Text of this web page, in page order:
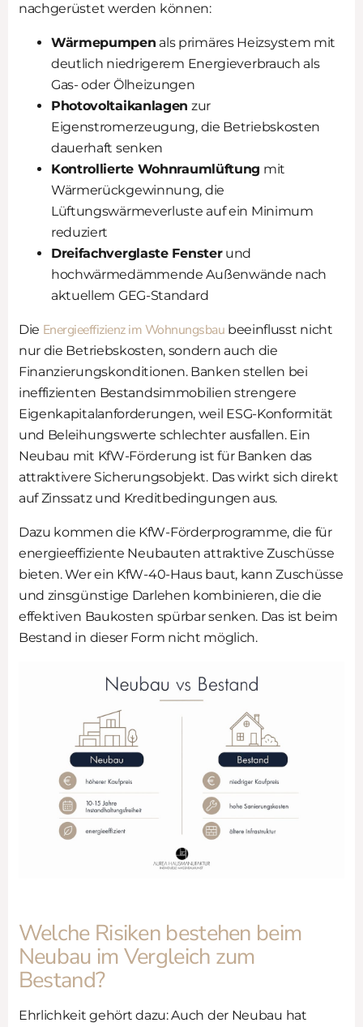
nachgerüstet werden können:
Wärmepumpen als primäres Heizsystem mit
deutlich niedrigerem Energieverbrauch als
Gas- oder Ölheizungen
Photovoltaikanlagen zur
Eigenstromerzeugung, die Betriebskosten
dauerhaft senken
Kontrollierte Wohnraumlüftung mit
Wärmerückgewinnung, die
Lüftungswärmeverluste auf ein Minimum
reduziert
Dreifachverglaste Fensterund
hochwärmedämmende Außenwände nach
aktuellem GEG-Standard
Die Energieeffizienz im Wohnungsbau beeinflusst nicht
nur die Betriebskosten, sondern auch die
Finanzierungskonditionen. Banken stellen bei
ineffizienten Bestandsimmobilien strengere
Eigenkapitalanforderungen, weil ESG-Konformität
und Beleihungswerte schlechter ausfallen. Ein
Neubau mit KfW-Förderung ist für Banken das
attraktivere Sicherungsobjekt. Das wirkt sich direkt
auf Zinssatz und Kreditbedingungen aus.
Dazu kommen die KfW-Förderprogramme, die für
energieeffiziente Neubauten attraktive Zuschüsse
bieten. Wer ein KfW-40-Haus baut, kann Zuschüsse
und zinsgünstige Darlehen kombinieren, die die
effektiven Baukosten spürbar senken. Das ist beim
Bestand in dieser Form nicht möglich.
Welche Risiken bestehen beim
Neubau im Vergleich zum
Bestand?
Ehrlichkeit gehört dazu: Auch der Neubau hat